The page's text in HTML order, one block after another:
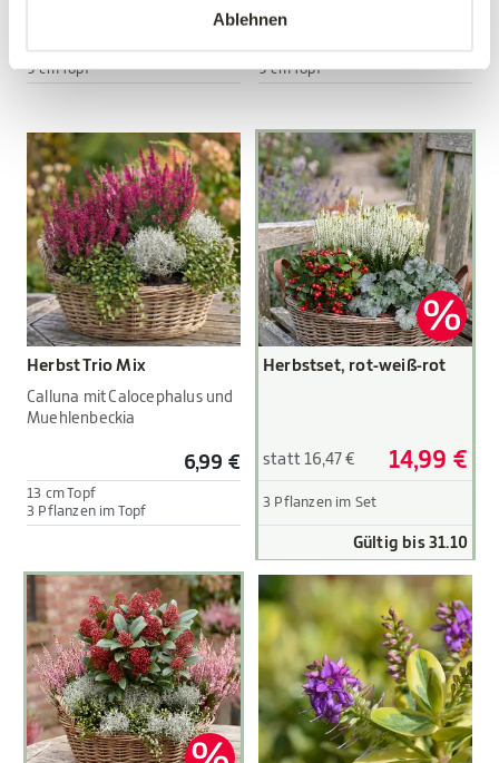
Ablehnen
3,89 €
3 Stück/Packung
9 cm Topf
3 Stück/Packung
9 cm Topf
Herbst Trio Mix
Calluna mit Calocephalus und
Muehlenbeckia
6,99 €
13 cm Topf
3 Pflanzen im Topf
Herbstset, rot-weiß-rot
statt 16,47 € 14,99 €
3 Pflanzen im Set
Gültig bis 31.10